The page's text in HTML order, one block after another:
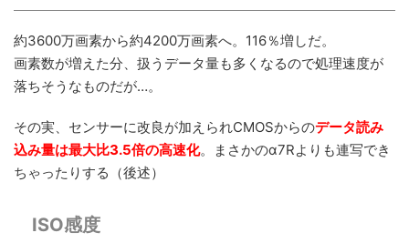
約3600万画素から約4200万画素へ。116％増しだ。
画素数が増えた分、扱うデータ量も多くなるので処理速度が
落ちそうなものだが…。
その実、センサーに改良が加えられCMOSからのデータ読み
込み量は最大比3.5倍の高速化。まさかのα7Rよりも連写でき
ちゃったりする（後述）
ISO感度